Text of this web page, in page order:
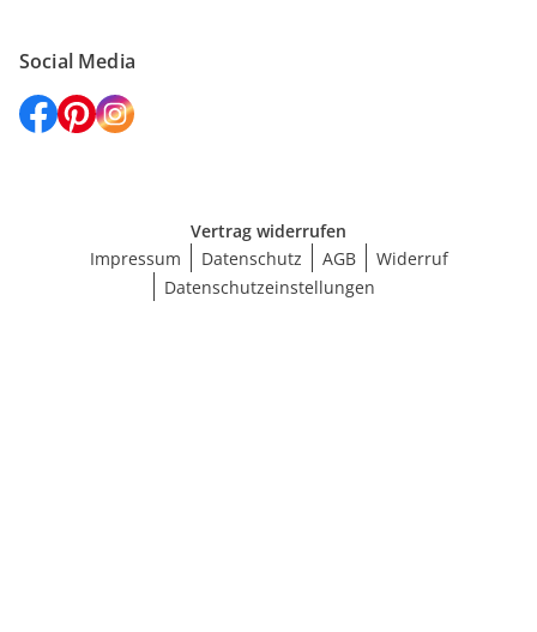
Social Media
Vertrag widerrufen
Impressum
Datenschutz AGB
Widerruf
Datenschutzeinstellungen